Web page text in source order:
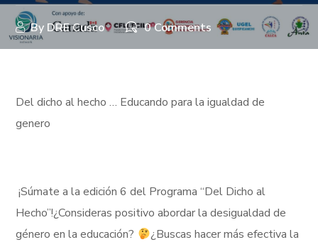
By DRE Cusco 0 Comments
Del dicho al hecho … Educando para la igualdad de
genero
¡Súmate a la edición 6 del Programa “Del Dicho al
Hecho”!¿Consideras positivo abordar la desigualdad de
género en la educación?
¿Buscas hacer más efectiva la